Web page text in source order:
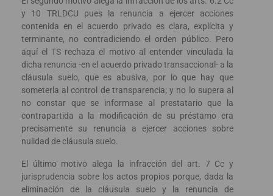
y 10 TRLDCU pues la renuncia a ejercer acciones
contenida en el acuerdo privado es clara, explícita y
terminante, no contradiciendo el orden público. Pero
aquí el TS rechaza el motivo al entender vinculada la
dicha renuncia -en el acuerdo privado transaccional- a la
cláusula suelo, que es abusiva, por lo que hay que
someterla al control de transparencia; y no lo supera al
no constar que se informase al prestatario que la
contrapartida a la modificación de su préstamo era
precisamente su renuncia a ejercer acciones sobre
nulidad de cláusula suelo.
El último motivo alega la infracción del art. 7 Cc y
jurisprudencia sobre los actos propios porque, dada la
eliminación de la cláusula suelo y la renuncia de